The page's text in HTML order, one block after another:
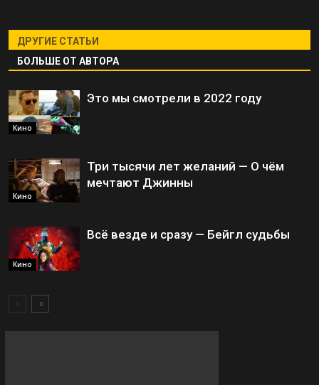
ДРУГИЕ СТАТЬИ
БОЛЬШЕ ОТ АВТОРА
Кино
Это мы смотрели в 2022 году
Кино
Три тысячи лет желаний — О чём
мечтают Джинны
Кино
Всё везде и сразу — Бейгл судьбы